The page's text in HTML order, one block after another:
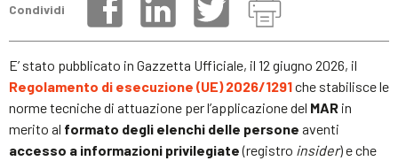
Condividi
E’ stato pubblicato in Gazzetta Ufficiale, il 12 giugno 2026, il
Regolamento di esecuzione (UE) 2026/1291che stabilisce le
norme tecniche di attuazione per l’applicazione del MAR in
merito al formato degli elenchi delle persone aventi
accesso a informazioni privilegiate(registro insider) e che